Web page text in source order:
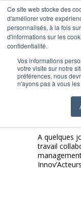
Ce site web stocke des
d'améliorer votre
personnalisés, à la fois
d'informations sur les
confidentialité.
Vos informations
votre visite sur notre
préférences, nous
n'ayons pas à vous
pour
cœur
A quelques
travail